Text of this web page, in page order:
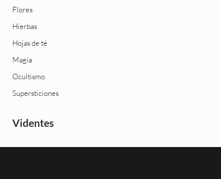
Flores
Hierbas
Hojas de té
Magia
Ocultismo
Supersticiones
Videntes